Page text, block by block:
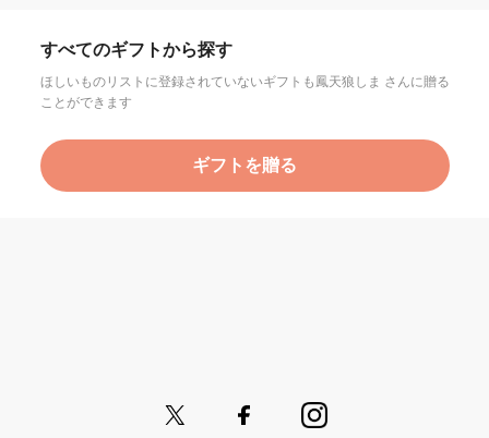
すべてのギフトから探す
ほしいものリストに登録されていないギフトも鳳天狼しま さんに贈る
ことができます
ギフトを贈る